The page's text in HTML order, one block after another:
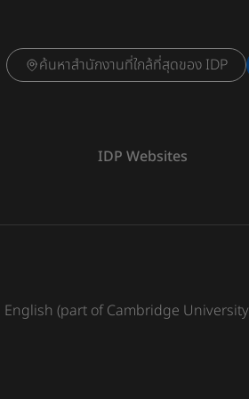
ค้นหาสำนักงานที่ใกล้ที่สุดของ IDP
IDP Websites
English (part of Cambridge University